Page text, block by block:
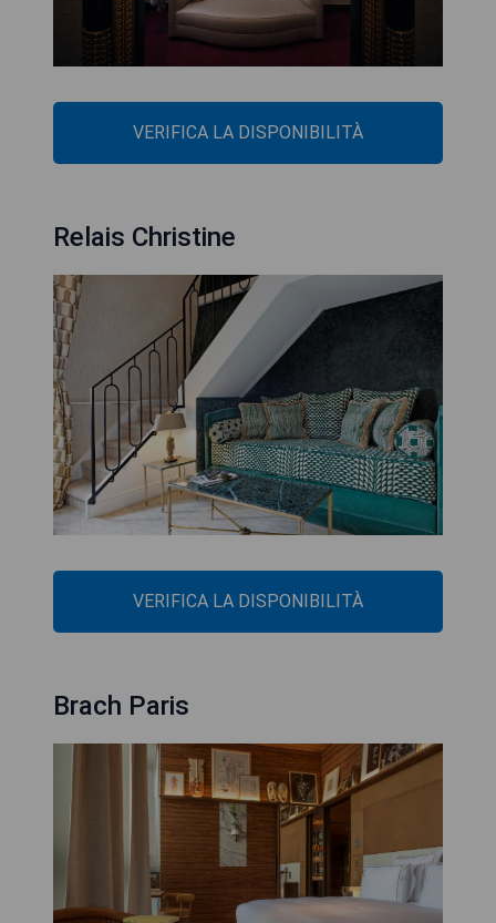
VERIFICA LA DISPONIBILITÀ
Relais Christine
VERIFICA LA DISPONIBILITÀ
Brach Paris